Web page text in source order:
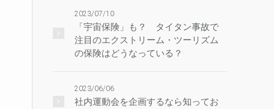
2023/07/10
「宇宙保険」も？ タイタン事故で
注目のエクストリーム・ツーリズム
の保険はどうなっている？
2023/06/06
社内運動会を企画するなら知ってお